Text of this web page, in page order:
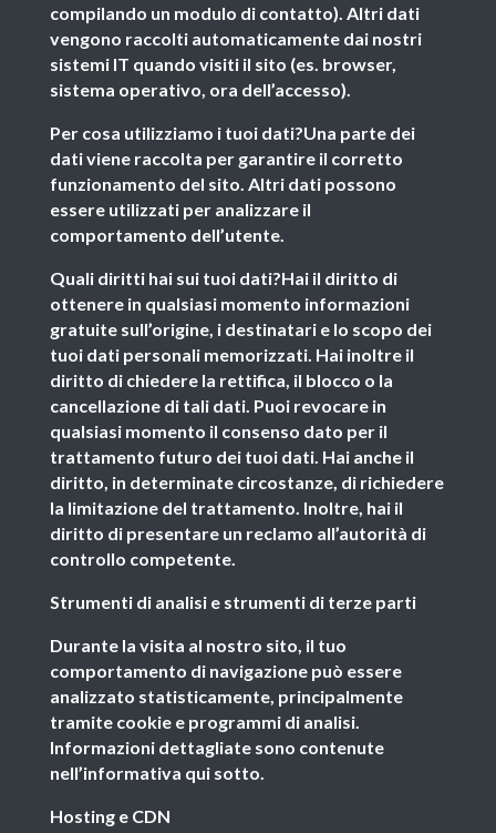
compilando un modulo di contatto). Altri dati
vengono raccolti automaticamente dai nostri
sistemi IT quando visiti il sito (es. browser,
sistema operativo, ora dell’accesso).
Per cosa utilizziamo i tuoi dati?Una parte dei
dati viene raccolta per garantire il corretto
funzionamento del sito. Altri dati possono
essere utilizzati per analizzare il
comportamento dell’utente.
Quali diritti hai sui tuoi dati?Hai il diritto di
ottenere in qualsiasi momento informazioni
gratuite sull’origine, i destinatari e lo scopo dei
tuoi dati personali memorizzati. Hai inoltre il
diritto di chiedere la rettifica, il blocco o la
cancellazione di tali dati. Puoi revocare in
qualsiasi momento il consenso dato per il
trattamento futuro dei tuoi dati. Hai anche il
diritto, in determinate circostanze, di richiedere
la limitazione del trattamento. Inoltre, hai il
diritto di presentare un reclamo all’autorità di
controllo competente.
Strumenti di analisi e strumenti di terze parti
Durante la visita al nostro sito, il tuo
comportamento di navigazione può essere
analizzato statisticamente, principalmente
tramite cookie e programmi di analisi.
Informazioni dettagliate sono contenute
nell’informativa qui sotto.
Hosting e CDN